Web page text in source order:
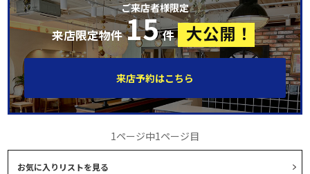
ご来店者様限定
来店限定物件 15 件 大公開！
来店予約はこちら
1ページ中1ページ目
お気に入りリストを見る